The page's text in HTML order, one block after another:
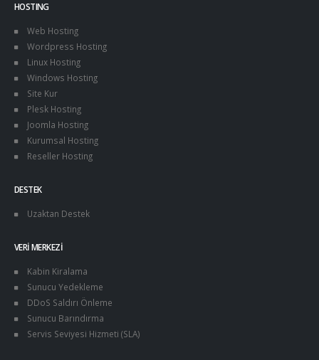
HOSTING
Web Hosting
Wordpress Hosting
Linux Hosting
Windows Hosting
Site Kur
Plesk Hosting
Joomla Hosting
Kurumsal Hosting
Reseller Hosting
DESTEK
Uzaktan Destek
VERI MERKEZI
Kabin Kiralama
Sunucu Yedekleme
DDoS Saldırı Önleme
Sunucu Barındırma
Servis Seviyesi Hizmeti (SLA)